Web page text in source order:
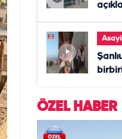
ÖZEL HABER